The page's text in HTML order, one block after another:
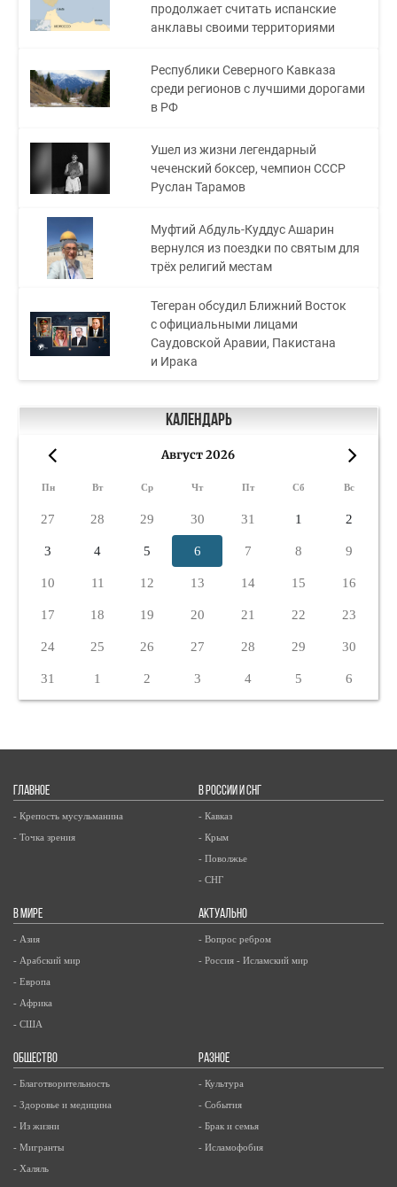
продолжает считать испанские
анклавы своими территориями
Республики Северного Кавказа
среди регионов с лучшими дорогами
в РФ
Ушел из жизни легендарный
чеченский боксер, чемпион СССР
Руслан Тарамов
Муфтий Абдуль-Куддус Ашарин
вернулся из поездки по святым для
трёх религий местам
Тегеран обсудил Ближний Восток
с официальными лицами
Саудовской Аравии, Пакистана
и Ирака
Календарь
Август 2026
Пн Вт Ср Чт Пт Сб Вс
27 28 29 30 31 1 2
3 4 5 6 7 8 9
10 11 12 13 14 15 16
17 18 19 20 21 22 23
24 25 26 27 28 29 30
31 1 2 3 4 5 6
ГЛАВНОЕ
- Крепость мусульманина
- Точка зрения
В РОССИИ И СНГ
- Кавказ
- Крым
- Поволжье
- СНГ
В МИРЕ
- Азия
- Арабский мир
- Европа
- Африка
- США
АКТУАЛЬНО
- Вопрос ребром
- Россия - Исламский мир
ОБЩЕСТВО
- Благотворительность
- Здоровье и медицина
- Из жизни
- Мигранты
- Халяль
РАЗНОЕ
- Культура
- События
- Брак и семья
- Исламофобия